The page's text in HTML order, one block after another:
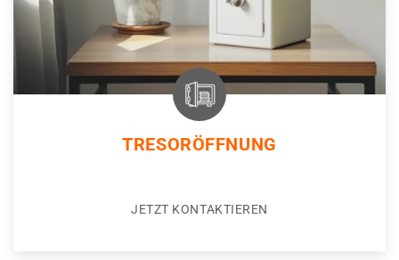
TRESORÖFFNUNG
JETZT KONTAKTIEREN